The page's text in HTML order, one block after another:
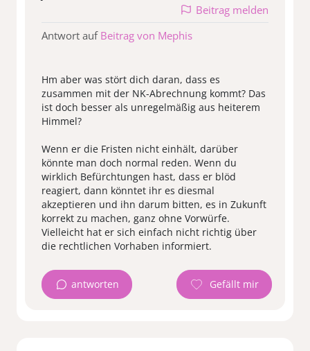
Beitrag melden
Antwort auf Beitrag von Mephis
Hm aber was stört dich daran, dass es
zusammen mit der NK-Abrechnung kommt? Das
ist doch besser als unregelmäßig aus heiterem
Himmel?
Wenn er die Fristen nicht einhält, darüber
könnte man doch normal reden. Wenn du
wirklich Befürchtungen hast, dass er blöd
reagiert, dann könntet ihr es diesmal
akzeptieren und ihn darum bitten, es in Zukunft
korrekt zu machen, ganz ohne Vorwürfe.
Vielleicht hat er sich einfach nicht richtig über
antworten